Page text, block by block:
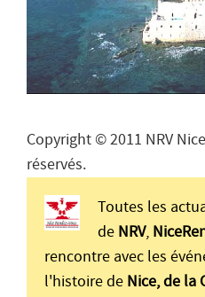
Copyright © 2011 NRV
réservés.
Toutes les
de NRV,
rencontre avec les
l'histoire de Nice, de la